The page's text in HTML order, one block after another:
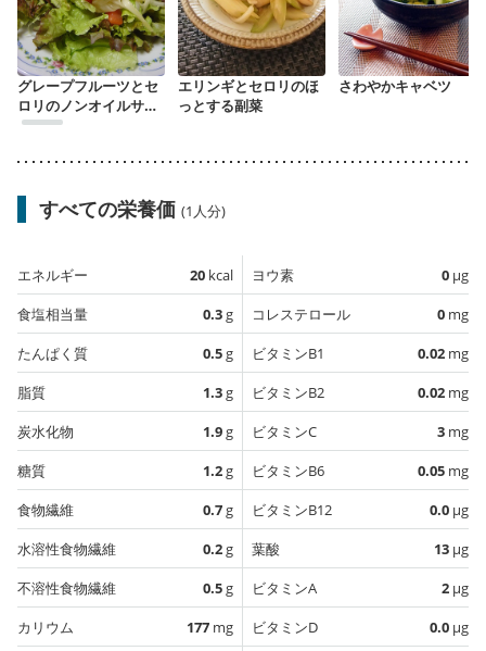
グレープフルーツとセ
ロリのノンオイルサラ
ダ
エリンギとセロリのほ
っとする副菜
さわやかキャベツ
すべての栄養価 (1人分)
エネルギー 20 kcal
食塩相当量
0.3g
たんぱく質
0.5g
脂質
1.3g
炭水化物
1.9g
糖質
1.2g
食物繊維
0.7g
水溶性食物繊維
0.2g
不溶性食物繊維
0.5g
カリウム
177 mg
ヨウ素 0 µg
コレステロール
0 mg
ビタミンB1
0.02 mg
ビタミンB2
0.02 mg
ビタミンC
3 mg
ビタミンB6
0.05 mg
ビタミンB12
0.0 µg
葉酸
13 µg
ビタミンA
2 µg
ビタミンD
0.0 µg